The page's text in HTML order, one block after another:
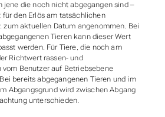
jene die noch nicht abgegangen sind –
den Erlös am tatsächlichen
zum aktuellen Datum angenommen. Bei
Tieren kann dieser Wert
werden. Für Tiere, die noch am
Richtwert rassen- und
vom Benutzer auf Betriebsebene
bereits abgegangenen Tieren und im
Abgangsgrund wird zwischen Abgang
unterschieden.